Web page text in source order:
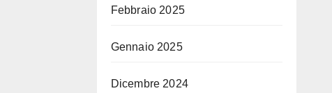
Febbraio 2025
Gennaio 2025
Dicembre 2024